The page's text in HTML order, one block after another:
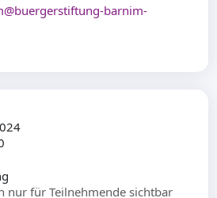
barnim-
nur für Teilnehmende sichtbar